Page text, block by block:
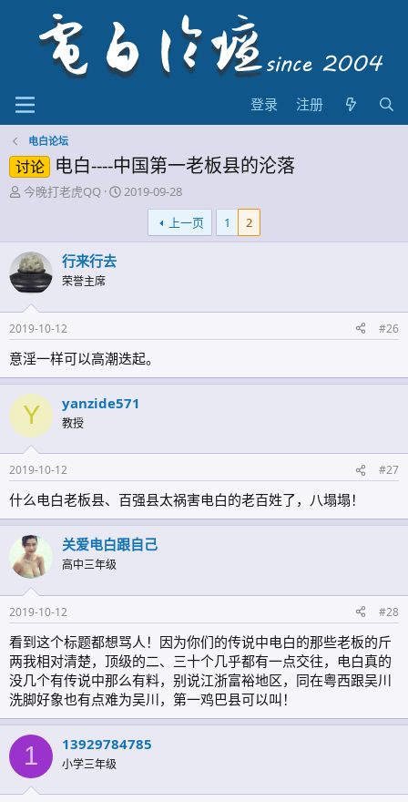
登录 注册
电白论坛
讨论 电白----中国第一老板县的沦落
主
起
人
今晚打老虎QQ
开
间
2019-09-28
上一页
1 2
行来行去
荣誉主席
2019-10-12 #26
意淫一样可以高潮迭起。
Y yanzide571
教授
2019-10-12 #27
什么电白老板县、百强县太祸害电白的老百姓了，八塌塌！
关爱电白跟自己
高中三年级
2019-10-12 #28
看到这个标题都想骂人！因为你们的传说中电白的那些老板的斤
两我相对清楚，顶级的二、三十个几乎都有一点交往，电白真的
没几个有传说中那么有料，别说江浙富裕地区，同在粤西跟吴川
洗脚好象也有点难为吴川，第一鸡巴县可以叫！
1 13929784785
小学三年级